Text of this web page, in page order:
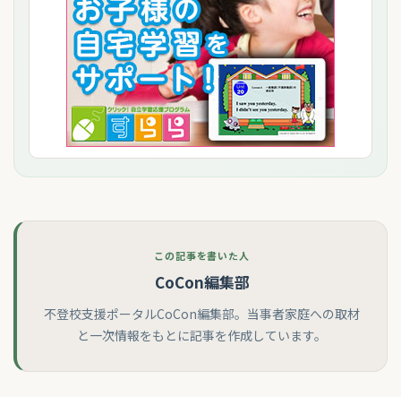
この記事を書いた人
CoCon編集部
不登校支援ポータルCoCon編集部。当事者家庭への取材
と一次情報をもとに記事を作成しています。